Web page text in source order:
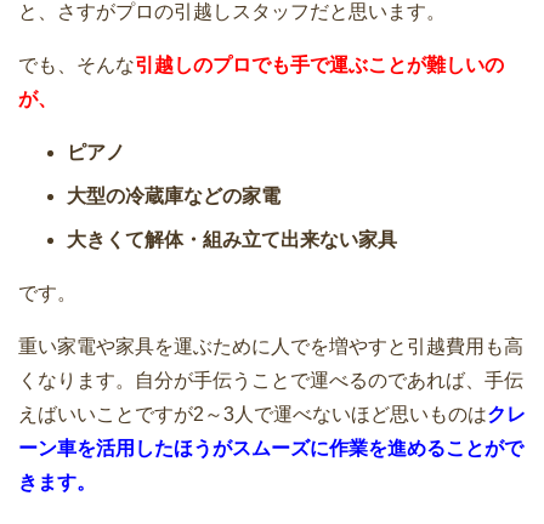
全国に営業所がある引越業者に依頼する
引っ越し当日の天気が雨でも決行！延
助けて！引越しまで時間がないときの荷
造りテクニック10
引越見積もり依頼のときに準備しておく
と、さすがプロの引越しスタッフだと思います。
でも、そんな引越しのプロでも手で運ぶことが難しいの
が、
ピアノ
大型の冷蔵庫などの家電
大きくて解体・組み立て出来ない家具
です。
重い家電や家具を運ぶために人でを増やすと引越費用も高
くなります。自分が手伝うことで運べるのであれば、手伝
えばいいことですが2～3人で運べないほど思いものはクレ
ーン車を活用したほうがスムーズに作業を進めることがで
きます。